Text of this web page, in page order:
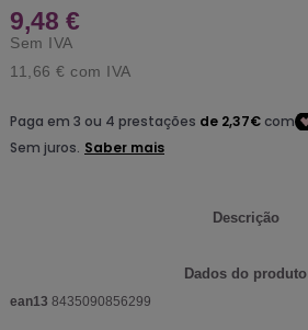
9,48 €
Sem IVA
11,66 € com IVA
Descrição
Dados do produto
ean13 8435090856299